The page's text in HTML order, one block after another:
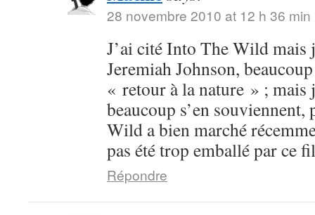
28 novembre 2010 at 12 h 36 min
J’ai cité Into The Wild mais
Jeremiah Johnson,
« retour à la nature » ; mais
beaucoup s’en
Wild a bien marché
pas été trop emballé par ce
Répondre